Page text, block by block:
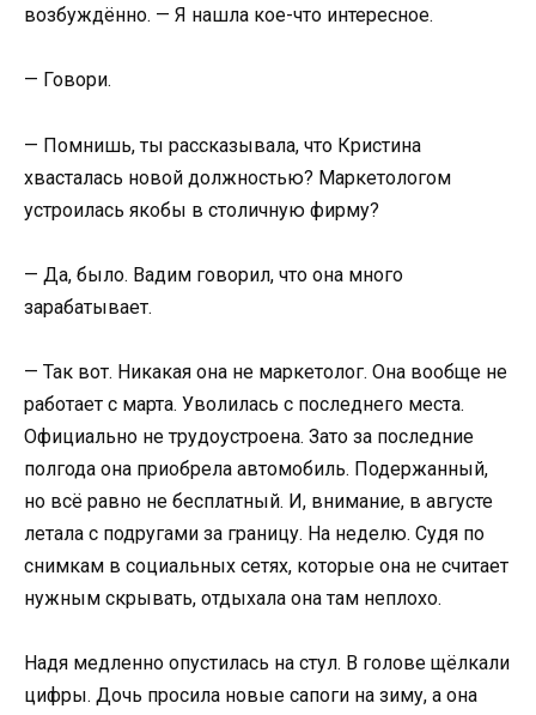
возбуждённо. — Я нашла кое-что интересное.
— Говори.
— Помнишь, ты рассказывала, что Кристина
хвасталась новой должностью? Маркетологом
устроилась якобы в столичную фирму?
— Да, было. Вадим говорил, что она много
зарабатывает.
— Так вот. Никакая она не маркетолог. Она вообще не
работает с марта. Уволилась с последнего места.
Официально не трудоустроена. Зато за последние
полгода она приобрела автомобиль. Подержанный,
но всё равно не бесплатный. И, внимание, в августе
летала с подругами за границу. На неделю. Судя по
снимкам в социальных сетях, которые она не считает
нужным скрывать, отдыхала она там неплохо.
Надя медленно опустилась на стул. В голове щёлкали
цифры. Дочь просила новые сапоги на зиму, а она